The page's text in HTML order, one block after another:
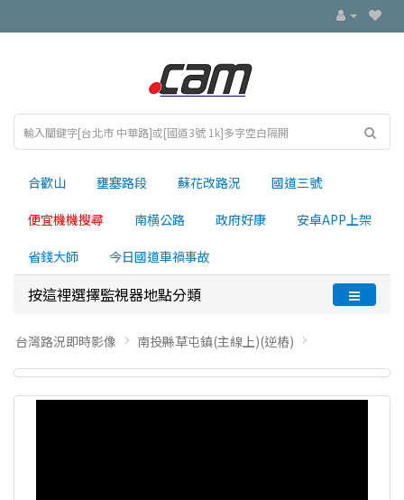
合歡山 壅塞路段 蘇花改路況 國道三號
便宜機機搜尋 南横公路 政府好康 安卓APP上架
省錢大師 今日國道車禍事故
按這裡選擇監視器地點分類
台灣路況即時影像 南投縣草屯鎮(主線上)(逆樁)